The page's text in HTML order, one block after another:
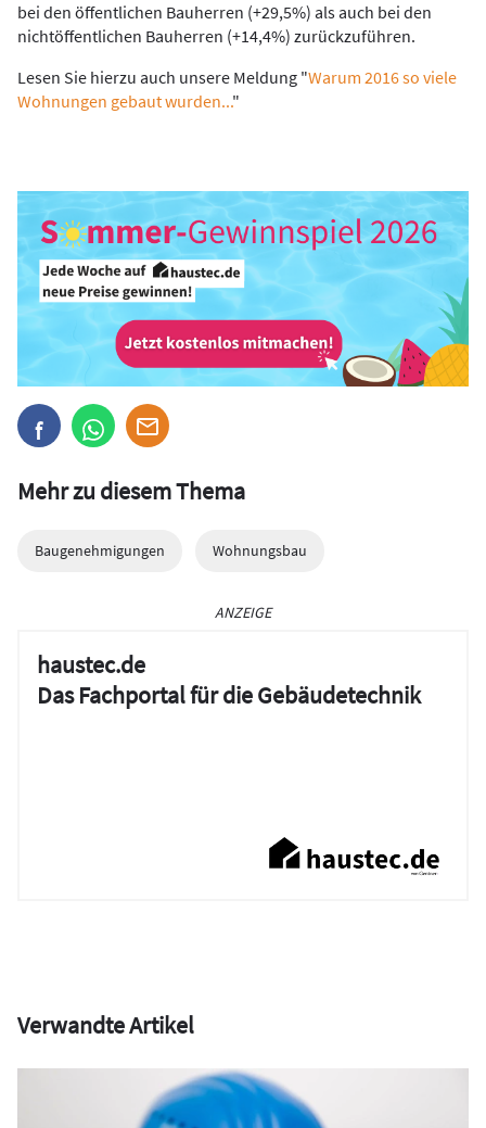
bei den öffentlichen Bauherren (+29,5%) als auch bei den
nichtöffentlichen Bauherren (+14,4%) zurückzuführen.
Lesen Sie hierzu auch unsere Meldung "Warum 2016 so viele
Wohnungen gebaut wurden..."
Mehr zu diesem Thema
Baugenehmigungen Wohnungsbau
ANZEIGE
haustec.de
Das Fachportal für die Gebäudetechnik
Verwandte Artikel